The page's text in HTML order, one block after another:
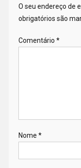
O seu endereço de
obrigatórios são
Comentário *
Nome *